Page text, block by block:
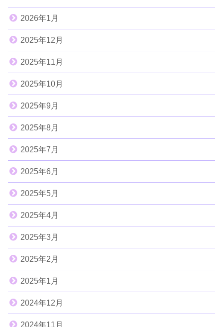
2026年1月
2025年12月
2025年11月
2025年10月
2025年9月
2025年8月
2025年7月
2025年6月
2025年5月
2025年4月
2025年3月
2025年2月
2025年1月
2024年12月
2024年11月